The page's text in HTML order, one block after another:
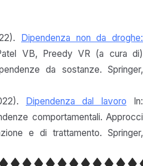
Dipendenza non da droghe:
VB, Preedy VR (a cura di)
da sostanze. Springer,
Dipendenza dal lavoro In:
comportamentali. Approcci
e di trattamento. Springer,